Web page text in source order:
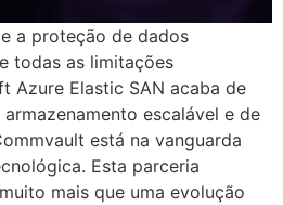
a proteção de dados
todas as limitações
Azure Elastic SAN acaba de
escalável e de
está na vanguarda
Esta parceria
mais que uma evolução